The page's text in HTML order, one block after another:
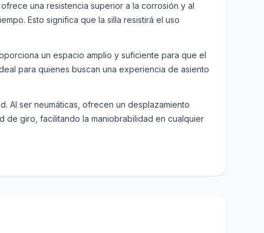
una resistencia superior a la corrosión y al
Esto significa que la silla resistirá el uso
un espacio amplio y suficiente para que el
para quienes buscan una experiencia de asiento
Al ser neumáticas, ofrecen un desplazamiento
de giro, facilitando la maniobrabilidad en cualquier